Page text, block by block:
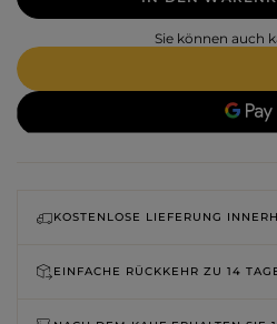
Sie können auch
KOSTENLOSE LIEFERUNG
EINFACHE RÜCKKEHR ZU 14